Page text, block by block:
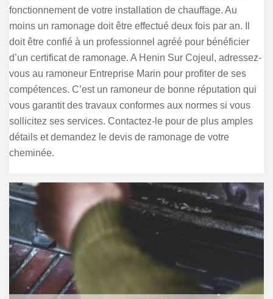
fonctionnement de votre installation de chauffage. Au
moins un ramonage doit être effectué deux fois par an. Il
doit être confié à un professionnel agréé pour bénéficier
d’un certificat de ramonage. A Henin Sur Cojeul, adressez-
vous au ramoneur Entreprise Marin pour profiter de ses
compétences. C’est un ramoneur de bonne réputation qui
vous garantit des travaux conformes aux normes si vous
sollicitez ses services. Contactez-le pour de plus amples
détails et demandez le devis de ramonage de votre
cheminée.